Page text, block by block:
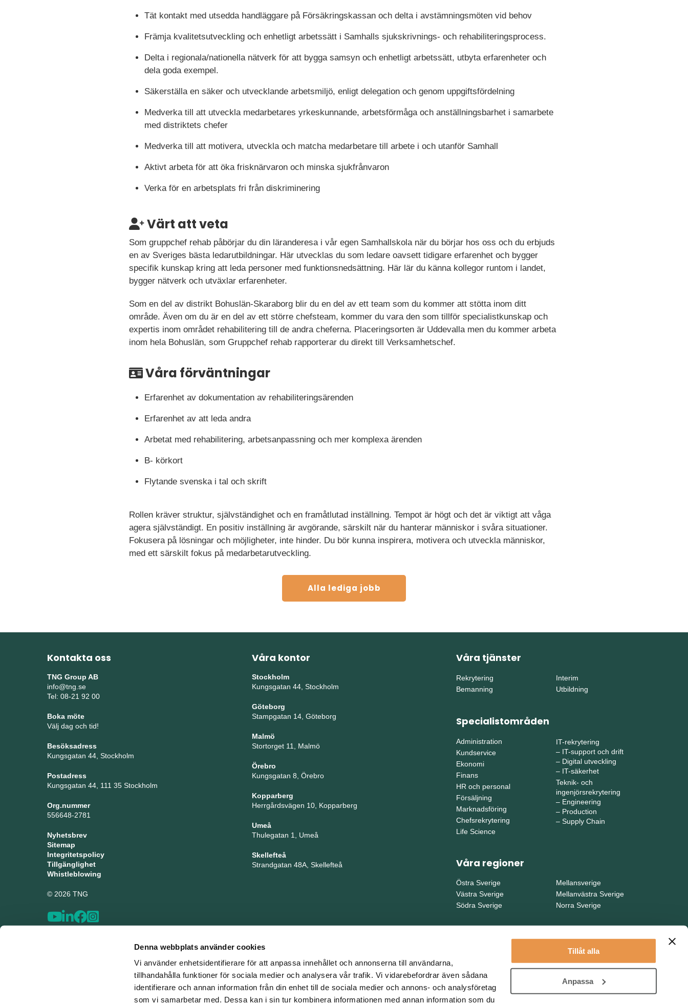
Denna webbplats använder cookies
Vi använder enhetsidentifierare för att anpassa innehållet och annonserna till användarna,
tillhandahålla funktioner för sociala medier och analysera vår trafik. Vi vidarebefordrar även sådana
identifierare och annan information från din enhet till de sociala medier och annons- och analysföretag
som vi samarbetar med. Dessa kan i sin tur kombinera informationen med annan information som du
Tillåt alla
Anpassa
Tät kontakt med utsedda handläggare på Försäkringskassan och delta i avstämningsmöten vid behov
Främja kvalitetsutveckling och enhetligt arbetssätt i Samhalls sjukskrivnings- och rehabiliteringsprocess.
Delta i regionala/nationella nätverk för att bygga samsyn och enhetligt arbetssätt, utbyta erfarenheter och
dela goda exempel.
Säkerställa en säker och utvecklande arbetsmiljö, enligt delegation och genom uppgiftsfördelning
Medverka till att utveckla medarbetares yrkeskunnande, arbetsförmåga och anställningsbarhet i samarbete
med distriktets chefer
Medverka till att motivera, utveckla och matcha medarbetare till arbete i och utanför Samhall
Aktivt arbeta för att öka frisknärvaron och minska sjukfrånvaron
Verka för en arbetsplats fri från diskriminering
Värt att veta
Som gruppchef rehab påbörjar du din läranderesa i vår egen Samhallskola när du börjar hos oss och du erbjuds
en av Sveriges bästa ledarutbildningar. Här utvecklas du som ledare oavsett tidigare erfarenhet och bygger
specifik kunskap kring att leda personer med funktionsnedsättning. Här lär du känna kollegor runtom i landet,
bygger nätverk och utväxlar erfarenheter.
Som en del av distrikt Bohuslän-Skaraborg blir du en del av ett team som du kommer att stötta inom ditt
område. Även om du är en del av ett större chefsteam, kommer du vara den som tillför specialistkunskap och
expertis inom området rehabilitering till de andra cheferna. Placeringsorten är Uddevalla men du kommer arbeta
inom hela Bohuslän, som Gruppchef rehab rapporterar du direkt till Verksamhetschef.
Våra förväntningar
Erfarenhet av dokumentation av rehabiliteringsärenden
Erfarenhet av att leda andra
Arbetat med rehabilitering, arbetsanpassning och mer komplexa ärenden
B- körkort
Flytande svenska i tal och skrift
Rollen kräver struktur, självständighet och en framåtlutad inställning. Tempot är högt och det är viktigt att våga
agera självständigt. En positiv inställning är avgörande, särskilt när du hanterar människor i svåra situationer.
Fokusera på lösningar och möjligheter, inte hinder. Du bör kunna inspirera, motivera och utveckla människor,
med ett särskilt fokus på medarbetarutveckling.
Alla lediga jobb
Kontakta oss
TNG Group AB
info@tng.se
Tel: 08-21 92 00
Boka möte
Välj dag och tid!
Besöksadress
Kungsgatan 44, Stockholm
Postadress
Kungsgatan 44, 111 35 Stockholm
Org.nummer
556648-2781
Nyhetsbrev
Sitemap
Integritetspolicy
Tillgänglighet
Whistleblowing
© 2026 TNG
Våra kontor
Stockholm
Kungsgatan 44, Stockholm
Göteborg
Stampgatan 14, Göteborg
Malmö
Stortorget 11, Malmö
Örebro
Kungsgatan 8, Örebro
Kopparberg
Herrgårdsvägen 10, Kopparberg
Umeå
Thulegatan 1, Umeå
Skellefteå
Strandgatan 48A, Skellefteå
Våra tjänster
Rekrytering
Bemanning
Interim
Utbildning
Specialistområden
Administration
Kundservice
Ekonomi
Finans
HR och personal
Försäljning
Marknadsföring
Chefsrekrytering
Life Science
IT-rekrytering
– IT-support och drift
– Digital utveckling
– IT-säkerhet
Teknik- och
ingenjörsrekrytering
– Engineering
– Production
– Supply Chain
Våra regioner
Östra Sverige
Västra Sverige
Södra Sverige
Mellansverige
Mellanvästra Sverige
Norra Sverige
TNG är en del i företagsgruppen Key People Group